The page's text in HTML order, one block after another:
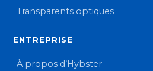
Transparents optiques
ENTREPRISE
À propos d’Hybster